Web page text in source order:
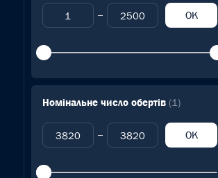
OK
Номінальне число обертів (1)
OK